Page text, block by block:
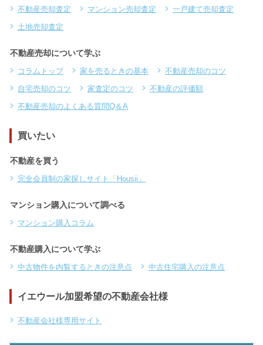
不動産売却査定 マンション売却査定
一戸建て売却査定
土地売却査定
不動産売却について学ぶ
コラムトップ 家を売るときの基本
不動産売却のコツ
自宅売却のコツ
家査定のコツ
不動産の評価額
不動産売却のよくある質問Q＆A
買いたい
不動産を買う
完全会員制の家探しサイト「Housii」
マンション購入について調べる
マンション購入コラム
不動産購入について学ぶ
中古物件を内覧するときの注意点 中古住宅購入の注意点
イエウール加盟希望の不動産会社様
不動産会社様専用サイト